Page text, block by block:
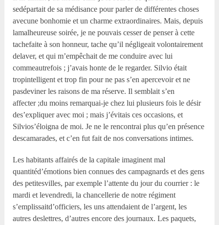
sedépartait de sa médisance pour parler de différentes choses
avecune bonhomie et un charme extraordinaires. Mais, depuis
lamalheureuse soirée, je ne pouvais cesser de penser à cette
tachefaite à son honneur, tache qu’il négligeait volontairement
delaver, et qui m’empêchait de me conduire avec lui
commeautrefois ; j’avais honte de le regarder. Silvio était
tropintelligent et trop fin pour ne pas s’en apercevoir et ne
pasdeviner les raisons de ma réserve. Il semblait s’en
affecter ;du moins remarquai-je chez lui plusieurs fois le désir
des’expliquer avec moi ; mais j’évitais ces occasions, et
Silvios’éloigna de moi. Je ne le rencontrai plus qu’en présence
descamarades, et c’en fut fait de nos conversations intimes.
Les habitants affairés de la capitale imaginent mal
quantitéd’émotions bien connues des campagnards et des gens
des petitesvilles, par exemple l’attente du jour du courrier : le
mardi et levendredi, la chancellerie de notre régiment
s’emplissaitd’officiers, les uns attendaient de l’argent, les
autres deslettres, d’autres encore des journaux. Les paquets,